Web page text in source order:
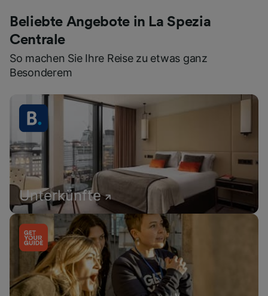
Beliebte Angebote in La Spezia
Centrale
So machen Sie Ihre Reise zu etwas ganz
Besonderem
Unterkünfte